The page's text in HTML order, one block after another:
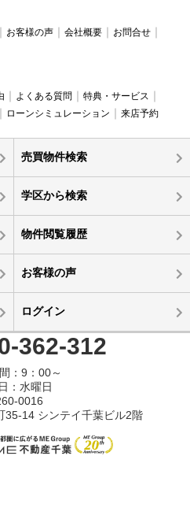
お客様の声 会社概要
お問合せ
よくある質問
特典・サービス
ローンシミュレーション 来店予約
売買物件検索
学区から検索
物件閲覧履歴
お客様の声
ログイン
362-312
：9：00～
：水曜日
0016
35-14 シンテイ千葉ビル2階